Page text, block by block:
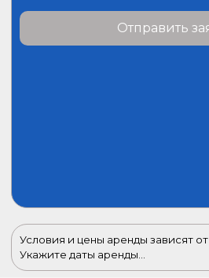
Отправить
Условия и цены аренды зависят
Укажите даты аренды...